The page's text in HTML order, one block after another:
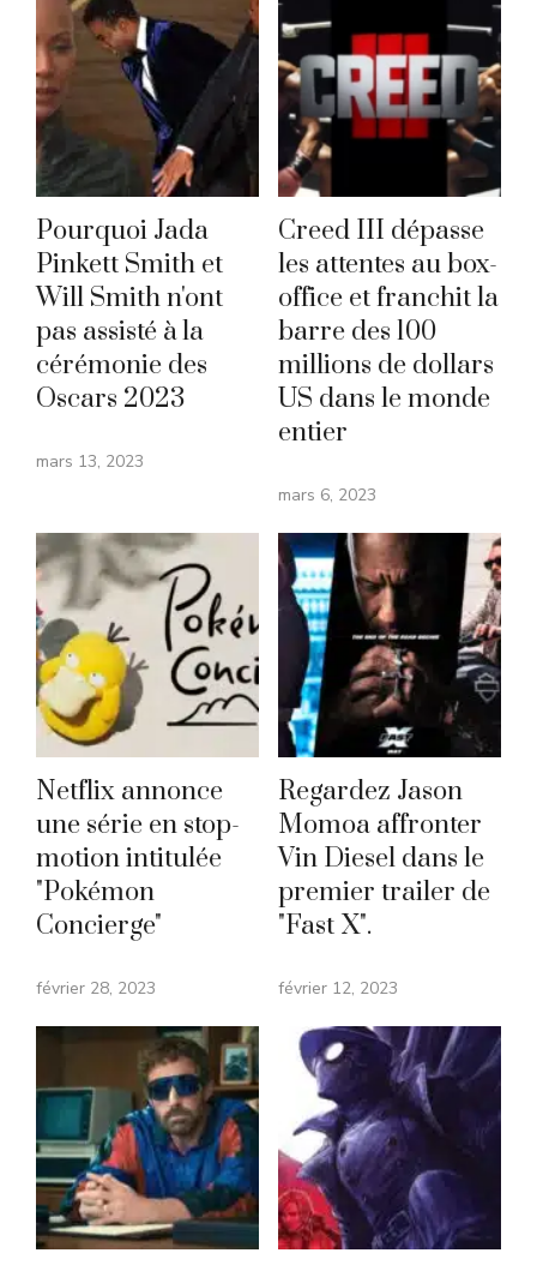
Pourquoi Jada
Pinkett Smith et
Will Smith n'ont
pas assisté à la
cérémonie des
Oscars 2023
mars 13, 2023
Creed III dépasse
les attentes au box-
office et franchit la
barre des 100
millions de dollars
US dans le monde
entier
mars 6, 2023
Netflix annonce
une série en stop-
motion intitulée
"Pokémon
Concierge"
février 28, 2023
Regardez Jason
Momoa affronter
Vin Diesel dans le
premier trailer de
"Fast X".
février 12, 2023